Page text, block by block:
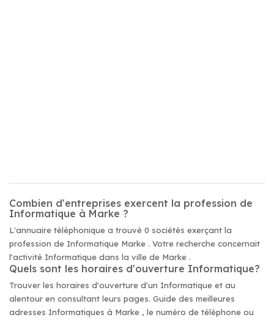
Combien d'entreprises exercent la profession de
Informatique à Marke ?
L'annuaire téléphonique a trouvé 0 sociétés exerçant la
profession de Informatique Marke . Votre recherche concernait
l'activité Informatique dans la ville de Marke .
Quels sont les horaires d'ouverture Informatique?
Trouver les horaires d'ouverture d'un Informatique et au
alentour en consultant leurs pages. Guide des meilleures
adresses Informatiques à Marke , le numéro de téléphone ou